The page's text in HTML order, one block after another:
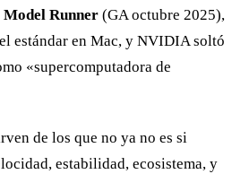
Runner (GA octubre 2025),
estándar en Mac, y NVIDIA soltó
«supercomputadora de
de los que no ya no es si
estabilidad, ecosistema, y